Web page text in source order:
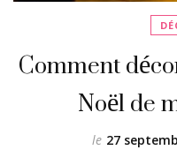
Comment
Noël de
le 27